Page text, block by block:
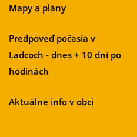
Mapy a plány
Predpoveď počasia v
Ladcoch - dnes + 10 dní po
hodinách
Aktuálne info v obci